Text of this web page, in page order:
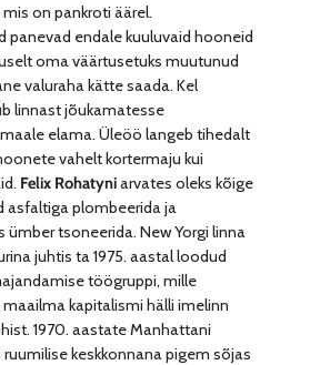
on pankroti äärel.
panevad endale kuuluvaid hooneid
oma väärtusetuks muutunud
valuraha kätte saada. Kel
linnast jõukamatesse
elama. Üleöö langeb tihedalt
vahelt kortermaju kui
Felix Rohatyniarvates oleks kõige
asfaltiga plombeerida ja
tsoneerida. New Yorgi linna
juhtis ta 1975. aastal loodud
töögruppi, mille
kapitalismi hälli imelinn
1970. aastate Manhattani
keskkonnana pigem sõjas